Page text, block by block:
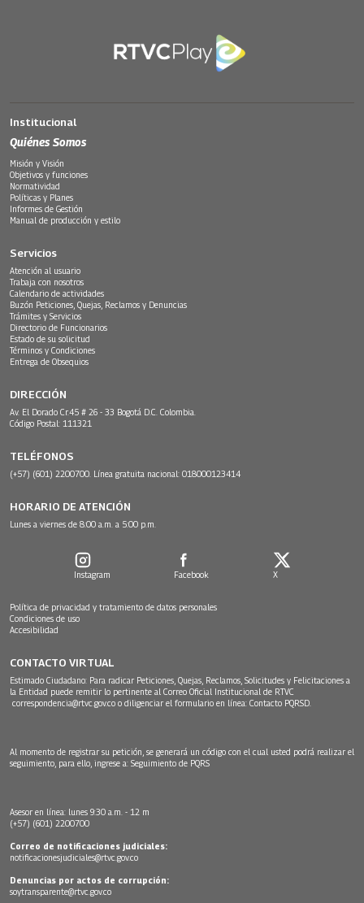
Institucional
Quiénes Somos
Misión y Visión
Objetivos y funciones
Normatividad
Políticas y Planes
Informes de Gestión
Manual de producción y estilo
Servicios
Atención al usuario
Trabaja con nosotros
Calendario de actividades
Buzón Peticiones, Quejas, Reclamos y Denuncias
Trámites y Servicios
Directorio de Funcionarios
Estado de su solicitud
Términos y Condiciones
Entrega de Obsequios
DIRECCIÓN
Av. El Dorado Cr.45 # 26 - 33 Bogotá D.C. Colombia.
Código Postal: 111321
TELÉFONOS
(+57) (601) 2200700. Línea gratuita nacional: 018000123414
HORARIO DE ATENCIÓN
Lunes a viernes de 8:00 a.m. a 5:00 p.m.
Instagram Facebook X
Política de privacidad y tratamiento de datos personales
Condiciones de uso
Accesibilidad
CONTACTO VIRTUAL
Estimado Ciudadano: Para radicar Peticiones, Quejas, Reclamos, Solicitudes y Felicitaciones a
la Entidad puede remitir lo pertinente al Correo Oficial Institucional de RTVC
correspondencia@rtvc.gov.co o diligenciar el formulario en línea: Contacto PQRSD.
Al momento de registrar su petición, se generará un código con el cual usted podrá realizar el
seguimiento, para ello, ingrese a: Seguimiento de PQRS
Asesor en línea: lunes 9:30 a.m. - 12 m
(+57) (601) 2200700
Correo de notificaciones judiciales:
notificacionesjudiciales@rtvc.gov.co
Denuncias por actos de corrupción:
soytransparente@rtvc.gov.co